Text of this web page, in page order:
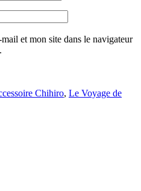
et mon site dans le navigateur
Chihiro, Le Voyage de